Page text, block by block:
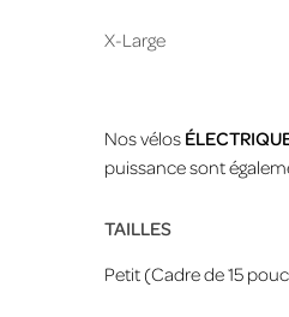
X-Large
Nos vélos
puissance sont
TAILLES
Petit (Cadre de 15